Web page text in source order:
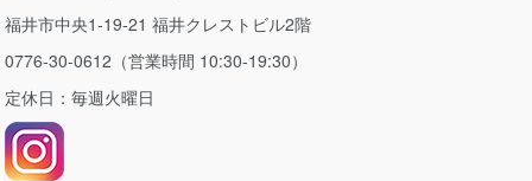
福井市中央1-19-21 福井クレストビル2階
0776-30-0612（営業時間 10:30-19:30）
定休日：毎週火曜日